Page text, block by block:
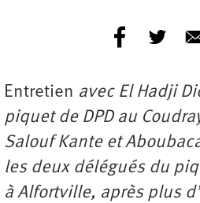
Entretien avec El Hadji
piquet de DPD au
Salouf Kanteet
les deux délégués du
à Alfortville, après plus